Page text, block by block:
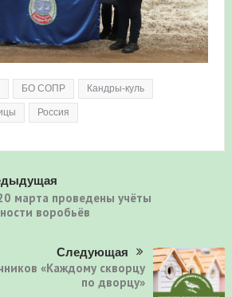
БО СОПР Кандры-куль
Россия
марта проведены учёты
воробьёв
Следующая
«Каждому скворцу
по дворцу»